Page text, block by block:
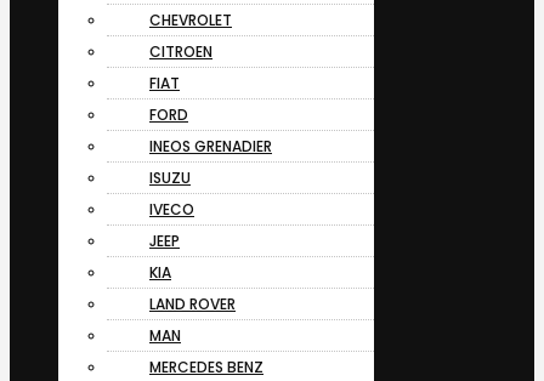
CHEVROLET
CITROEN
FIAT
FORD
INEOS GRENADIER
ISUZU
IVECO
JEEP
KIA
LAND ROVER
MAN
MERCEDES BENZ